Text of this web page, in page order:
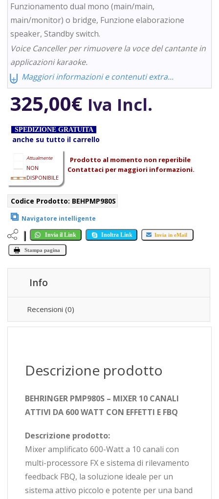
Funzionamento dual mono (main/main,
main/monitor) o bridge, Funzione elaborazione
speaker, Standby switch.
Voice Canceller per rimuovere la voce del cantante in
applicazioni karaoke.
⨄ Maggiori informazioni e contenuti extra...
325,00€ Iva Incl.
SPEDIZIONE GRATUITA
anche su tutto il carrello
Attualmente
NON
DISPONIBILE
Prodotto al momento non reperibile
Contattaci per maggiori informazioni.
Codice Prodotto: BEHPMP980S
⧉ Navigatore intelligente
Invia il Link Inoltra Link Invia in eMail
Stampa pagina
Info
Recensioni (0)
Descrizione prodotto
BEHRINGER PMP980S – MIXER 10 CANALI
ATTIVI DA 600 WATT CON EFFETTI E FBQ
Descrizione prodotto:
Mixer amplificato 600-Watt a 10 canali con
multi-processore FX e sistema di rilevamento
feedback FBQ, la soluzione ideale per un
sistema attivo piccolo e potente per una band